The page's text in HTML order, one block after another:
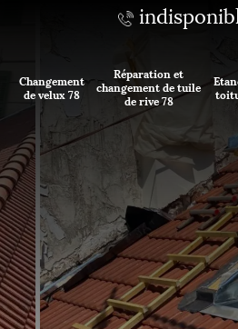
Changement
de velux 78
Réparation et
changement de tuile
de rive 78